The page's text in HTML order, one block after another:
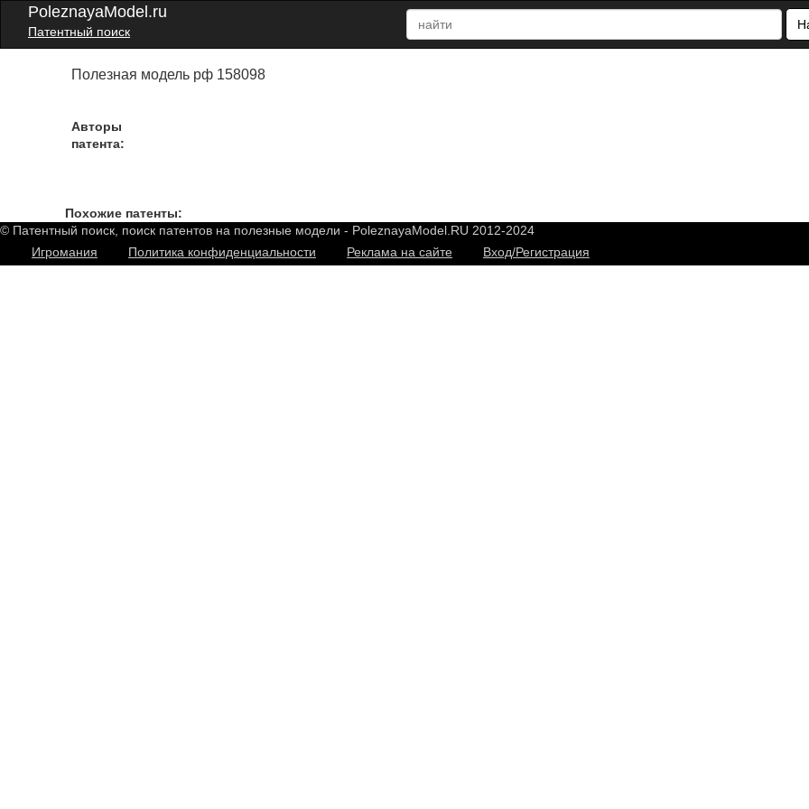
PoleznayaModel.ru
Патентный поиск
Полезная модель рф 158098
Авторы
патента:
Похожие патенты:
© Патентный поиск, поиск патентов на полезные модели - PoleznayaModel.RU 2012-2024
Игромания
Политика конфиденциальности Реклама на сайте Вход/Регистрация